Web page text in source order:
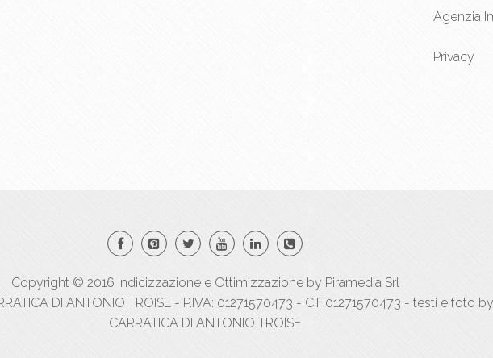
Agenzia
Privacy
Copyright © 2016 Indicizzazionee Ottimizzazioneby Piramedia Srl
DI ANTONIO TROISE - P.IVA: 01271570473 - C.F.01271570473 - testi e foto
CARRATICA DI ANTONIO TROISE